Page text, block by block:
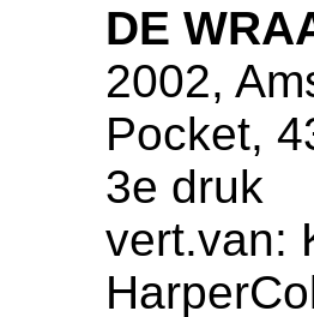
DE
2002,
Pocket,
3e druk
vert.van: